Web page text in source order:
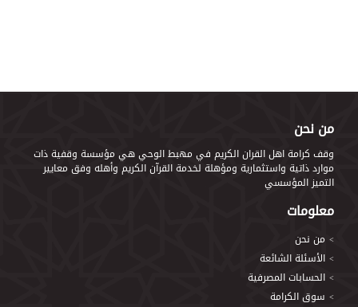
من نحن
وقف كرامة اهل القران الكريم في مهبط الوحي هي ‏‏مؤسسة وقفية ذات
موارد ذاتية واستثمارية ومؤهلة لخدمة القرآن الكريم وأهله وفق معايير
التميز المؤسسي
معلومات
> من نحن
> الأسئلة الشائعة
> الحسابات المصرفية
> سوق الكرامة